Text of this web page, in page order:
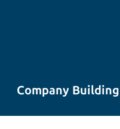
Company Building